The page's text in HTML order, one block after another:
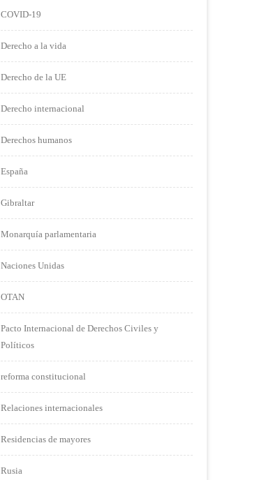
COVID-19
Derecho a la vida
Derecho de la UE
Derecho internacional
Derechos humanos
España
Gibraltar
Monarquía parlamentaria
Naciones Unidas
OTAN
Pacto Internacional de Derechos Civiles y
Políticos
reforma constitucional
Relaciones internacionales
Residencias de mayores
Rusia